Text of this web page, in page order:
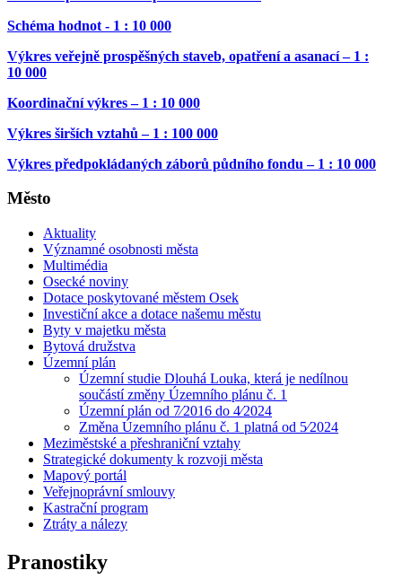
Schéma hodnot - 1 : 10 000
Výkres veřejně prospěšných staveb, opatření a asanací – 1 :
10 000
Koordinační výkres – 1 : 10 000
Výkres širších vztahů – 1 : 100 000
Výkres předpokládaných záborů půdního fondu – 1 : 10 000
Město
Aktuality
Významné osobnosti města
Multimédia
Osecké noviny
Dotace poskytované městem Osek
Investiční akce a dotace našemu městu
Byty v majetku města
Bytová družstva
Územní plán
Územní studie Dlouhá Louka, která je nedílnou
součástí změny Územního plánu č. 1
Územní plán od 7⁄2016 do 4⁄2024
Změna Územního plánu č. 1 platná od 5⁄2024
Meziměstské a přeshraniční vztahy
Strategické dokumenty k rozvoji města
Mapový portál
Veřejnoprávní smlouvy
Kastrační program
Ztráty a nálezy
Pranostiky